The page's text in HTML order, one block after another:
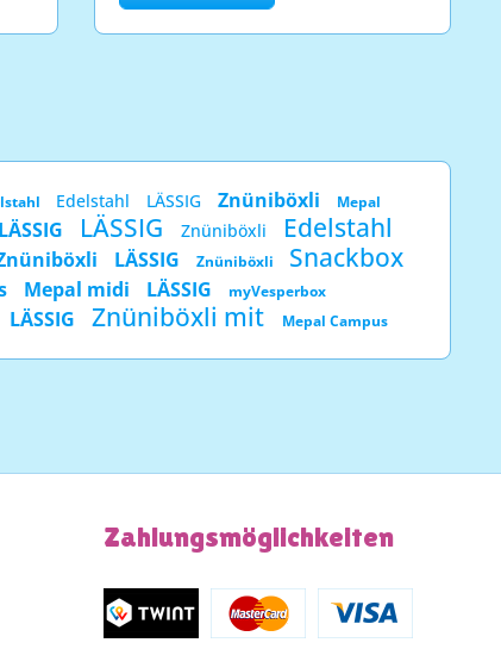
Edelstahl LÄSSIG Znüniböxli
Mepal
LÄSSIG LÄSSIG Znüniböxli Edelstahl
LÄSSIG Znüniböxli
Snackbox
Mepal midi LÄSSIG myVesperbox
LÄSSIG Znüniböxli mit Mepal Campus
Zahlungsmöglichkeiten